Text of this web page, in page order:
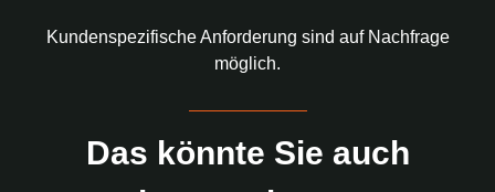
Kundenspezifische Anforderung sind auf Nachfrage
möglich.
Das könnte Sie auch